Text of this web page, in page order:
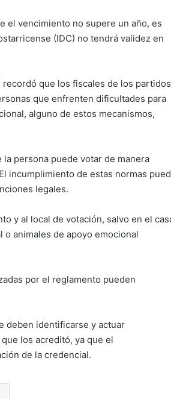
el vencimiento no supere un año, es
(IDC) no tendrá validez en
que los fiscales de los partidos
que enfrenten dificultades para
alguno de estos mecanismos,
persona puede votar de manera
incumplimiento de estas normas
legales.
y al local de votación, salvo en el
animales de apoyo emocional
por el reglamento pueden
deben identificarse y actuar
los acreditó, ya que el
de la credencial.